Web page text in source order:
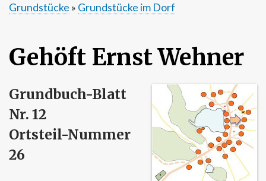
Pfadnavigation
Grundstücke
Grundstücke im Dorf
Gehöft Ernst Wehner
Grundbuch-Blatt
Nr. 12
Ortsteil-Nummer
26